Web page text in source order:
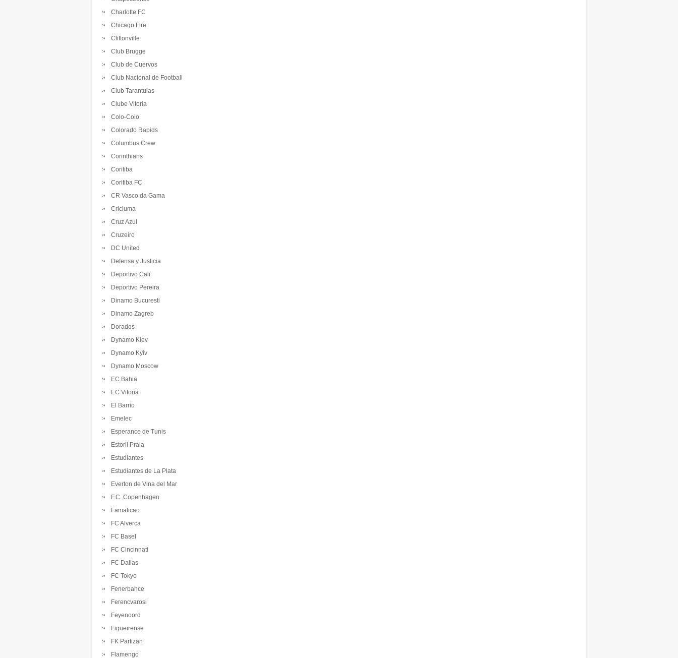
Charlotte FC
Chicago Fire
Cliftonville
Club Brugge
Club de Cuervos
Club Nacional de Football
Club Tarantulas
Clube Vitoria
Colo-Colo
Colorado Rapids
Columbus Crew
Corinthians
Coritiba
Coritiba FC
CR Vasco da Gama
Criciuma
Cruz Azul
Cruzeiro
DC United
Defensa y Justicia
Deportivo Cali
Deportivo Pereira
Dinamo Bucuresti
Dinamo Zagreb
Dorados
Dynamo Kiev
Dynamo Kyiv
Dynamo Moscow
EC Bahia
EC Vitoria
El Barrio
Emelec
Esperance de Tunis
Estoril Praia
Estudiantes
Estudiantes de La Plata
Everton de Vina del Mar
F.C. Copenhagen
Famalicao
FC Alverca
FC Basel
FC Cincinnati
FC Dallas
FC Tokyo
Fenerbahce
Ferencvarosi
Feyenoord
Figueirense
FK Partizan
Flamengo